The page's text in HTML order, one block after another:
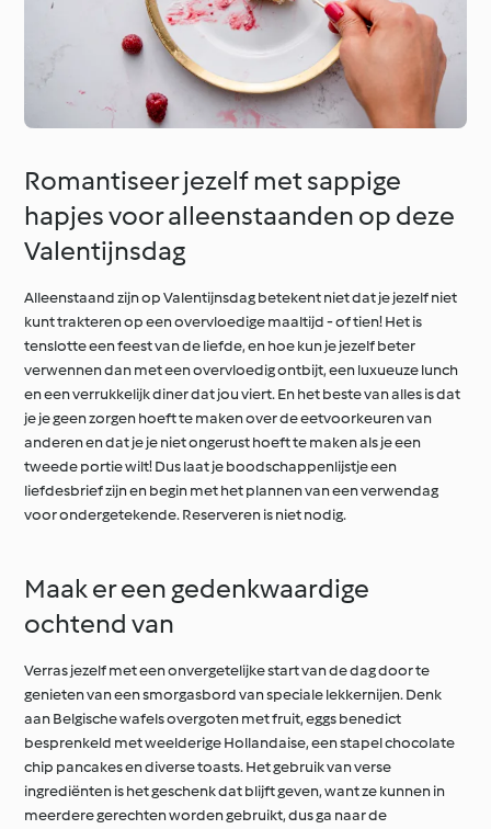
Romantiseer jezelf met sappige
hapjes voor alleenstaanden op deze
Valentijnsdag
Alleenstaand zijn op Valentijnsdag betekent niet dat je jezelf niet
kunt trakteren op een overvloedige maaltijd - of tien! Het is
tenslotte een feest van de liefde, en hoe kun je jezelf beter
verwennen dan met een overvloedig ontbijt, een luxueuze lunch
en een verrukkelijk diner dat jou viert. En het beste van alles is dat
je je geen zorgen hoeft te maken over de eetvoorkeuren van
anderen en dat je je niet ongerust hoeft te maken als je een
tweede portie wilt! Dus laat je boodschappenlijstje een
liefdesbrief zijn en begin met het plannen van een verwendag
voor ondergetekende. Reserveren is niet nodig.
Maak er een gedenkwaardige
ochtend van
Verras jezelf met een onvergetelijke start van de dag door te
genieten van een smorgasbord van speciale lekkernijen. Denk
aan Belgische wafels overgoten met fruit, eggs benedict
besprenkeld met weelderige Hollandaise, een stapel chocolate
chip pancakes en diverse toasts. Het gebruik van verse
ingrediënten is het geschenk dat blijft geven, want ze kunnen in
meerdere gerechten worden gebruikt, dus ga naar de